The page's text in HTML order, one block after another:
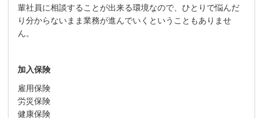
輩社員に相談することが出来る環境なので、ひとりで悩んだ
り分からないまま業務が進んでいくということもありませ
ん。
加入保険
雇用保険
労災保険
健康保険